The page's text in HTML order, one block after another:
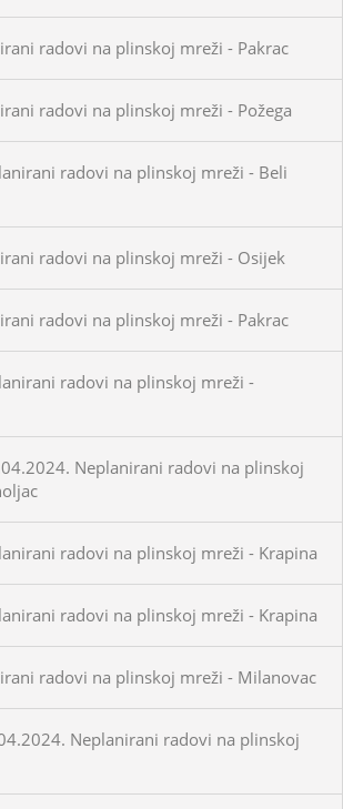
radovi na plinskoj mreži - Pakrac
radovi na plinskoj mreži - Požega
radovi na plinskoj mreži - Beli
radovi na plinskoj mreži - Osijek
radovi na plinskoj mreži - Pakrac
radovi na plinskoj mreži -
Neplanirani radovi na plinskoj
radovi na plinskoj mreži - Krapina
radovi na plinskoj mreži - Krapina
radovi na plinskoj mreži - Milanovac
Neplanirani radovi na plinskoj